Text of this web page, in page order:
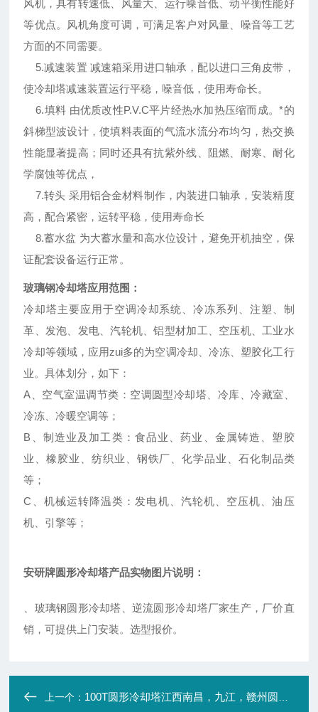
风机，具有转速低、风量大、运行噪音低、动平衡性能好
等优点。风机角度可调，可满足客户对风量、噪音等工艺
方面的不同需要。
5.减速装置 减速箱采用进口轴承，配以进口三角皮带，
使冷却塔减速装置运行平稳，噪音低，使用寿命长。
6.填料 由优质改性P.V.C平片经热水加热压缩而成。*的
斜梯型波设计，使填料表面的气流水流分布均匀，热交换
性能显著提高；同时还具有抗紫外线、阻燃、耐寒、耐化
学腐蚀等优点，
7.转头 采用铝合金材料制作，内装进口轴承，安装精度
高，配合紧密，运转平稳，使用寿命长
8.蓄水盆 为大蓄水量和高水位设计，避免开机抽空，保
证配套设备运行正常。
玻璃钢冷却塔应用范围：
冷却塔主要应用于空调冷却系统、冷冻系列、注塑、制
革、发泡、发电、汽轮机、铝型材加工、空压机、工业水
冷却等领域，应用zui多的为空调冷却、冷冻、塑胶化工行
业。具体划分，如下：
A、空气室温调节类：空调圆型冷却塔、冷库、冷藏室、
冷冻、冷暖空调等；
B、制造业及加工类：食品业、药业、金属铸造、塑胶
业、橡胶业、纺织业、钢铁厂、化学品业、石化制品类
等；
C、机械运转降温类：发电机、汽轮机、空压机、油压
机、引擎等；
安研牌圆形冷却塔产品实物图片说明：
、玻璃钢圆形冷却塔、逆流圆形冷却塔厂家生产，厂价直
销，可提供上门安装。选型报价。
上一个： 100T圆形冷却塔江西南昌，九江，赣州圆形冷却塔厂家，逆流圆形冷却塔选型报价